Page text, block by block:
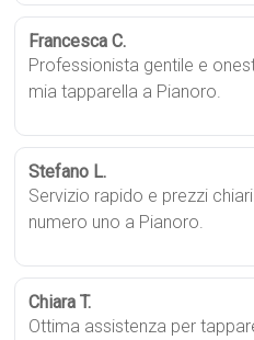
Francesca C.
Professionista gentile e
mia tapparella a Pianoro.
Stefano L.
Servizio rapido e prezzi
numero uno a Pianoro.
Chiara T.
Ottima assistenza per